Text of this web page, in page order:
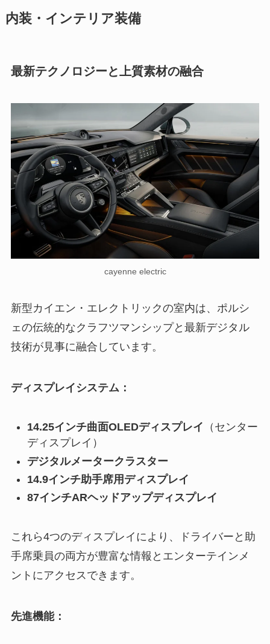
内装・インテリア装備
最新テクノロジーと上質素材の融合
cayenne electric
新型カイエン・エレクトリックの室内は、ポルシ
ェの伝統的なクラフツマンシップと最新デジタル
技術が見事に融合しています。
ディスプレイシステム：
14.25インチ曲面OLEDディスプレイ （センター
ディスプレイ）
デジタルメータークラスター
14.9インチ助手席用ディスプレイ
87インチARヘッドアップディスプレイ
これら4つのディスプレイにより、ドライバーと助
手席乗員の両方が豊富な情報とエンターテインメ
ントにアクセスできます。
先進機能：